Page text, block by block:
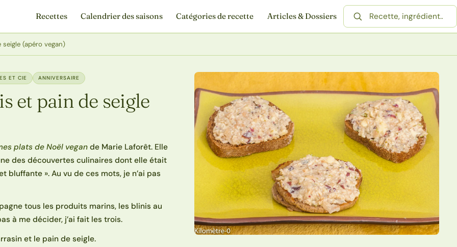
Recettes Calendrier des saisons Catégories de recette Articles & Dossiers
Rechercher une recette
(apéro vegan)
ET CIE ANNIVERSAIRE
et pain de seigle
plats de Noël vegande Marie Laforêt. Elle
des découvertes culinaires dont elle était
». Au vu de ces mots, je n’ai pas
tous les produits marins, les blinis au
à me décider, j’ai fait les trois.
et le pain de seigle.